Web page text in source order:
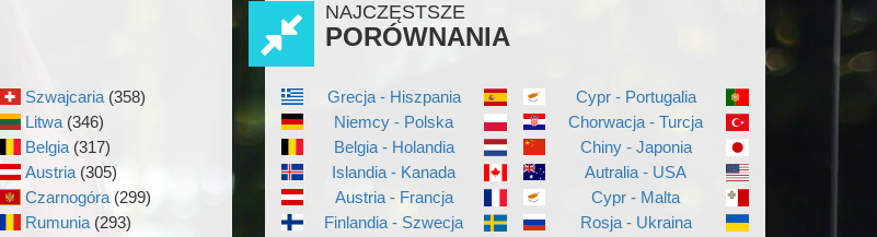
Szwajcaria (358)
Litwa (346)
Belgia (317)
Austria (305)
Czarnogóra (299)
Rumunia (293)
NAJCZĘSTSZE
PORÓWNANIA
Grecja - Hiszpania
Niemcy - Polska
Belgia - Holandia
Islandia - Kanada
Austria - Francja
Finlandia - Szwecja
Cypr - Portugalia
Chorwacja - Turcja
Chiny - Japonia
Autralia - USA
Cypr - Malta
Rosja - Ukraina